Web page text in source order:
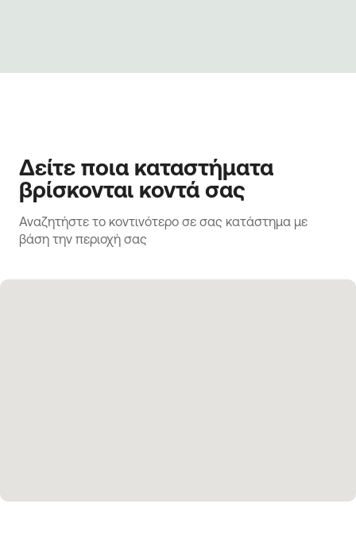
Δείτε ποια καταστήματα
βρίσκονται κοντά σας
Αναζητήστε το κοντινότερο σε σας κατάστημα με
βάση την περιοχή σας